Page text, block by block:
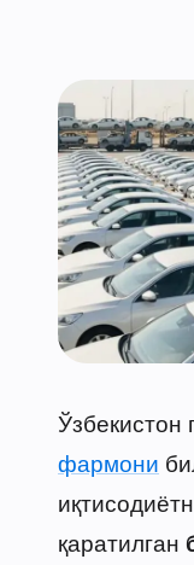
Ўзбекистон
фармони
қаратилган